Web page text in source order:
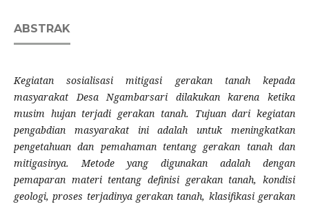
ABSTRAK
Kegiatan sosialisasi mitigasi gerakan tanah kepada
masyarakat Desa Ngambarsari dilakukan karena ketika
musim hujan terjadi gerakan tanah. Tujuan dari kegiatan
pengabdian masyarakat ini adalah untuk meningkatkan
pengetahuan dan pemahaman tentang gerakan tanah dan
mitigasinya. Metode yang digunakan adalah dengan
pemaparan materi tentang definisi gerakan tanah, kondisi
geologi, proses terjadinya gerakan tanah, klasifikasi gerakan